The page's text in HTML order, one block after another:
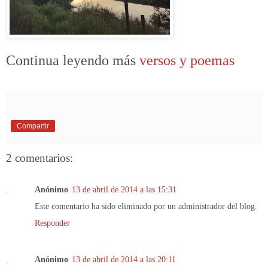
Continua leyendo más versos y poemas
Compartir
2 comentarios:
Anónimo 13 de abril de 2014 a las 15:31
Este comentario ha sido eliminado por un administrador del blog.
Responder
Anónimo 13 de abril de 2014 a las 20:11